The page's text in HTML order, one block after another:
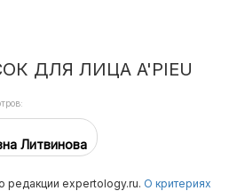
ДЛЯ ЛИЦА A'PIEU
Литвинова
редакции expertology.ru. О критериях